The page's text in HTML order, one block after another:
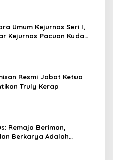
Umum Kejurnas Seri I,
Kejurnas Pacuan Kuda
Resmi Jabat Ketua
Truly Kerap
Remaja Beriman,
Berkarya Adalah